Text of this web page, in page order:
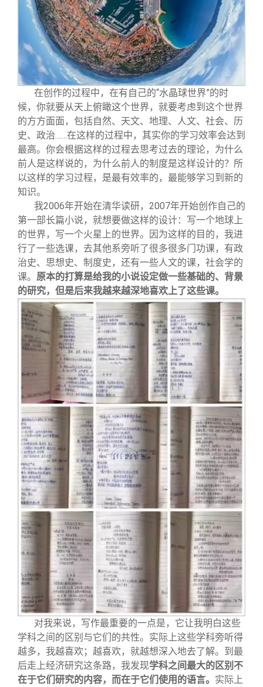
在创作的过程中，在有自己的“水晶球世界”的时
候，你就要从天上俯瞰这个世界，就要考虑到这个世界
的方方面面，包括自然、天文、地理、人文、社会、历
史、政治……在这样的过程中，其实你的学习效率会达到
最高。你会根据这样的过程去思考过去的理论，为什么
前人是这样说的，为什么前人的制度是这样设计的？所
以这样的学习过程，是最有效率的，最能够学习到新的
知识。
我2006年开始在清华读研，2007年开始创作自己的
第一部长篇小说，就想要做这样的设计：写一个地球上
的世界，写一个火星上的世界。因为这样的目的，我进
行了一些选课，去其他系旁听了很多很多门功课，有政
治史、思想史、制度史，还有一些人文的课，社会学的
课。 原本的打算是给我的小说设定做一些基础的、背景
的研究，但是后来我越来越深地喜欢上了这些课。
对我来说，写作最重要的一点是，它让我明白这些
学科之间的区别与它们的共性。实际上这些学科旁听得
越多，我越喜欢；越喜欢，就越想深入地去了解。到最
后走上经济研究这条路，我发现学科之间最大的区别不
在于它们研究的内容，而在于它们使用的语言。 实际上